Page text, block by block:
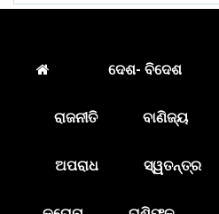
ଦେଶ- ବିଦେଶ
ରାଜନୀତି ବାଣିଜ୍ୟ
ଅପରାଧ ସ୍ୱତନ୍ତ୍ର